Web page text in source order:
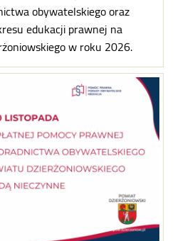
obywatelskiego oraz
edukacji prawnej na
w roku 2026.